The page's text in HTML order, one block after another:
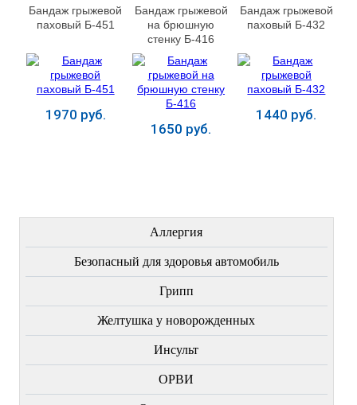
Бандаж грыжевой
паховый Б-451
1970 руб.
Бандаж грыжевой
на брюшную
стенку Б-416
1650 руб.
Бандаж грыжевой
паховый Б-432
1440 руб.
Аллергия
Безопасный для здоровья автомобиль
Грипп
Желтушка у новорожденных
Инсульт
ОРВИ